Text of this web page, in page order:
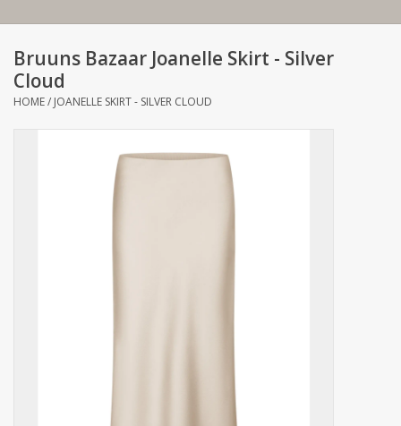
SALE
Merken
Bruuns Bazaar Joanelle Skirt - Silver
Cloud
HOME/ JOANELLE SKIRT - SILVER CLOUD